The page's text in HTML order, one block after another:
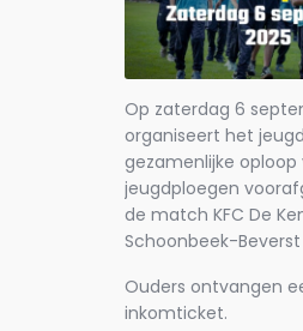
Op zaterdag 6
organiseert het
gezamenlijke oploop
jeugdploegen
de match KFC De
Schoonbeek-Beverst
Ouders ontvangen
inkomticket.